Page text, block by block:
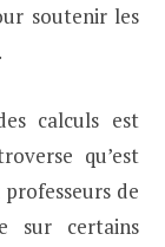
soutenir les
calculs est
qu’est
de
sur certains